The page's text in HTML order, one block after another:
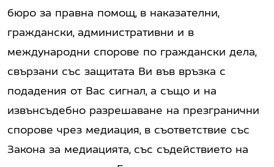
бюро за правна помощ, в наказателни,
граждански, административни и в
международни спорове по граждански дела,
свързани със защитата Ви във връзка с
подадения от Вас сигнал, а също и на
извънсъдебно разрешаване на презгранични
спорове чрез медиация, в съответствие със
Закона за медиацията, със съдействието на